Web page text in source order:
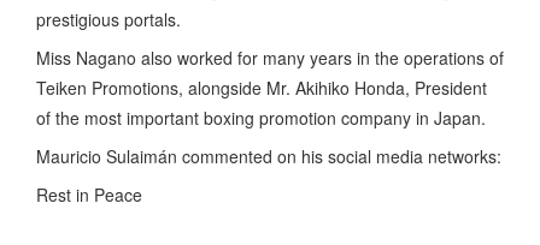
prestigious portals.
Miss Nagano also worked for many years in the operations of
Teiken Promotions, alongside Mr. Akihiko Honda, President
of the most important boxing promotion company in Japan.
Mauricio Sulaimán commented on his social media networks:
Rest in Peace